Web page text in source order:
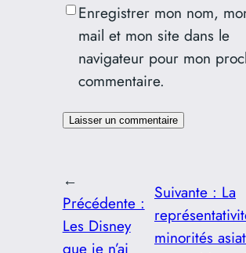
Enregistrer mon nom,
mail et mon site dans le
navigateur pour mon
commentaire.
←
Précédente :
Les Disney
que je n’ai
Suivante : La
minorités